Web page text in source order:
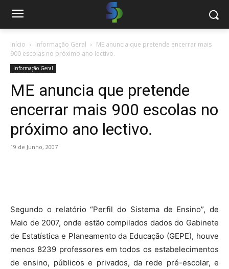
Início Informação Geral
ME anuncia que pretende encerrar mais
900 escolas no próximo ano lectivo.
Informação Geral
ME anuncia que pretende
encerrar mais 900 escolas no
próximo ano lectivo.
19 de Junho, 2007
Segundo o relatório “Perfil do Sistema de Ensino”, de
Maio de 2007, onde estão compilados dados do Gabinete
de Estatística e Planeamento da Educação (GEPE), houve
menos 8239 professores em todos os estabelecimentos
de ensino, públicos e privados, da rede pré-escolar, e